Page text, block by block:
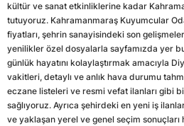
kültür ve sanat etkinliklerine kadar
tutuyoruz. Kahramanmaraş Kuyumcular
fiyatları, şehrin sanayisindeki son
yenilikler özel dosyalarla sayfamızda yer
günlük hayatını kolaylaştırmak amacıyla
vakitleri, detaylı ve anlık hava durumu
eczane listeleri ve resmi vefat ilanları gibi
sağlıyoruz. Ayrıca şehirdeki en yeni iş
ve yaklaşan yerel ve genel seçim